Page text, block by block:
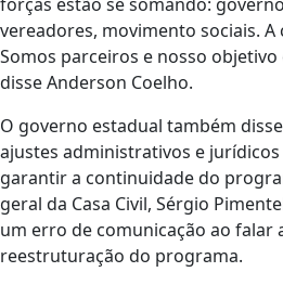
vereadores, movimento sociais. A
Somos parceiros e nosso
disse Anderson Coelho.
O governo estadual também
ajustes administrativos e
garantir a continuidade do
geral da Casa Civil, Sérgio
um erro de comunicação ao falar
reestruturação do programa.